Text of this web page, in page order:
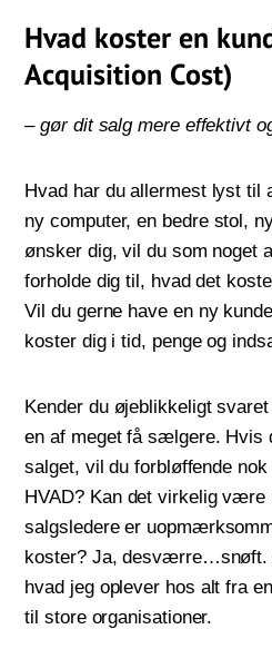
Hvad koster en
Acquisition Cost)
– gør dit salg mere effektivt
Hvad har du allermest lyst til
ny computer, en bedre stol,
ønsker dig, vil du som noget
forholde dig til, hvad det
Vil du gerne have en ny
koster dig i tid, penge og
Kender du øjeblikkeligt
en af meget få sælgere. Hvis
salget, vil du forbløffende
HVAD? Kan det virkelig
salgsledere er
koster? Ja, desværre…snøft.
hvad jeg oplever hos alt fra
til store organisationer.